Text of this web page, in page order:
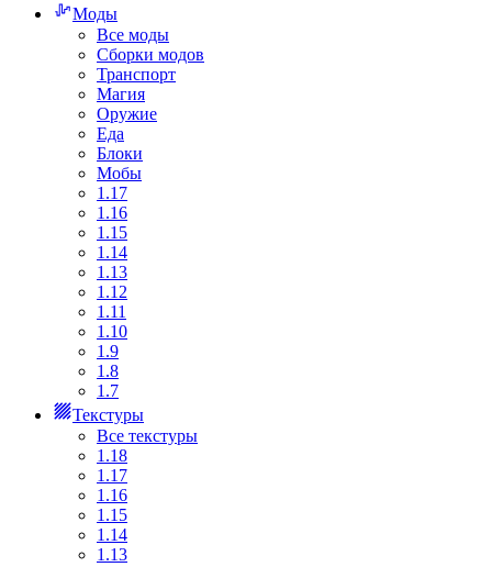
Моды
Все моды
Сборки модов
Транспорт
Магия
Оружие
Еда
Блоки
Мобы
1.17
1.16
1.15
1.14
1.13
1.12
1.11
1.10
1.9
1.8
1.7
Текстуры
Все текстуры
1.18
1.17
1.16
1.15
1.14
1.13